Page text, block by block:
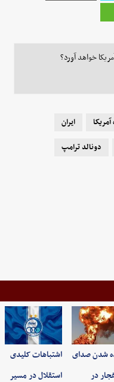
خواهد آورد؟
ایران
دونالد ترامپ
شدن صدای
در
اشتباهات کلیدی
استقلال در مسیر